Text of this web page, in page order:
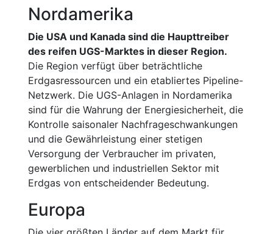
Nordamerika
Die USA und Kanada sind die Haupttreiber
des reifen UGS-Marktes in dieser Region.
Die Region verfügt über beträchtliche
Erdgasressourcen und ein etabliertes Pipeline-
Netzwerk. Die UGS-Anlagen in Nordamerika
sind für die Wahrung der Energiesicherheit, die
Kontrolle saisonaler Nachfrageschwankungen
und die Gewährleistung einer stetigen
Versorgung der Verbraucher im privaten,
gewerblichen und industriellen Sektor mit
Erdgas von entscheidender Bedeutung.
Europa